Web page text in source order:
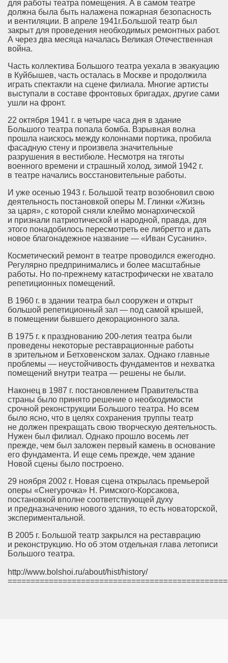
для работы театра помещения. А в самом театре
должна была быть налажена пожарная безопасность
и вентиляции. В апреле 1941г.Большой театр был
закрыт для проведения необходимых ремонтных работ.
А через два месяца началась Великая Отечественная
война.
Часть коллектива Большого театра уехала в эвакуацию
в Куйбышев, часть осталась в Москве и продолжила
играть спектакли на сцене филиала. Многие артисты
выступали в составе фронтовых бригадах, другие сами
ушли на фронт.
22 октября 1941 г. в четыре часа дня в здание
Большого театра попала бомба. Взрывная волна
прошла наискось между колоннами портика, пробила
фасадную стену и произвела значительные
разрушения в вестибюле. Несмотря на тяготы
военного времени и страшный холод, зимой 1942 г.
в театре начались восстановительные работы.
И уже осенью 1943 г. Большой театр возобновил свою
деятельность постановкой оперы М. Глинки «Жизнь
за царя», с которой сняли клеймо монархической
и признали патриотической и народной, правда, для
этого понадобилось пересмотреть ее либретто и дать
новое благонадежное название — «Иван Сусанин».
Косметический ремонт в театре проводился ежегодно.
Регулярно предпринимались и более масштабные
работы. Но по-прежнему катастрофически не хватало
репетиционных помещений.
В 1960 г. в здании театра был сооружен и открыт
большой репетиционный зал — под самой крышей,
в помещении бывшего декорационного зала.
В 1975 г. к празднованию 200-летия театра были
проведены некоторые реставрационные работы
в зрительном и Бетховенском залах. Однако главные
проблемы — неустойчивость фундаментов и нехватка
помещений внутри театра — решены не были.
Наконец в 1987 г. постановлением Правительства
страны было принято решение о необходимости
срочной реконструкции Большого театра. Но всем
было ясно, что в целях сохранения труппы театр
не должен прекращать свою творческую деятельность.
Нужен был филиал. Однако прошло восемь лет
прежде, чем был заложен первый камень в основание
его фундамента. И еще семь прежде, чем здание
Новой сцены было построено.
29 ноября 2002 г. Новая сцена открылась премьерой
оперы «Снегурочка» Н. Римского-Корсакова,
постановкой вполне соответствующей духу
и предназначению нового здания, то есть новаторской,
экспериментальной.
В 2005 г. Большой театр закрылся на реставрацию
и реконструкцию. Но об этом отдельная глава летописи
Большого театра.
http://www.bolshoi.ru/about/hist/history/